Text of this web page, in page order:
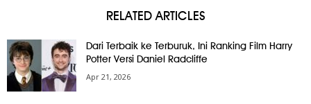
RELATED ARTICLES
Dari Terbaik ke Terburuk, Ini Ranking Film Harry
Potter Versi Daniel Radcliffe
Apr 21, 2026